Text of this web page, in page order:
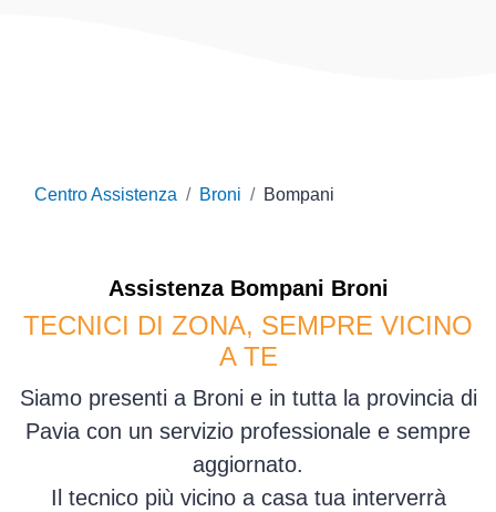
Centro Assistenza Broni Bompani
Assistenza Bompani Broni
TECNICI DI ZONA, SEMPRE VICINO
A TE
Siamo presenti a Broni e in tutta la provincia di
Pavia con un servizio professionale e sempre
aggiornato.
Il tecnico più vicino a casa tua interverrà